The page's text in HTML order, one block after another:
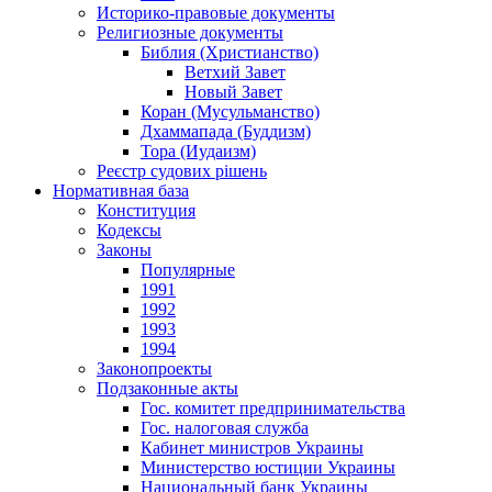
Историко-правовые документы
Религиозные документы
Библия (Христианство)
Ветхий Завет
Новый Завет
Коран (Мусульманство)
Дхаммапада (Буддизм)
Тора (Иудаизм)
Реєстр судових рішень
Нормативная база
Конституция
Кодексы
Законы
Популярные
1991
1992
1993
1994
Законопроекты
Подзаконные акты
Гос. комитет предпринимательства
Гос. налоговая служба
Кабинет министров Украины
Министерство юстиции Украины
Национальный банк Украины